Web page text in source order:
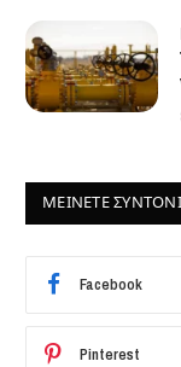
ΜΕΙΝΕΤΕ
Facebook
Pinterest